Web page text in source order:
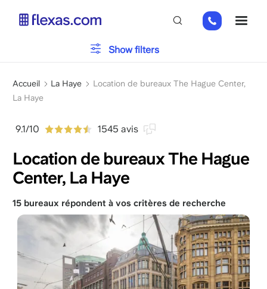
+31
85
Fil
d'Ariane
Accueil La Haye
Location de bureaux The Hague Center,
La Haye
9.1/10 1545 avis
Location de bureaux The Hague
Center, La Haye
Typologie du bureau
Parking
Veuillez choisir la taille de votre équipe
Show filters
15 bureaux répondent à vos critères de recherche